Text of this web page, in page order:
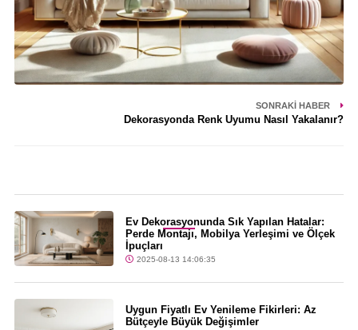
SONRAKI HABER
Dekorasyonda Renk Uyumu Nasıl Yakalanır?
Ev Dekorasyonunda Sık Yapılan Hatalar:
Perde Montajı, Mobilya Yerleşimi ve Ölçek
İpuçları
2025-08-13 14:06:35
Uygun Fiyatlı Ev Yenileme Fikirleri: Az
Bütçeyle Büyük Değişimler